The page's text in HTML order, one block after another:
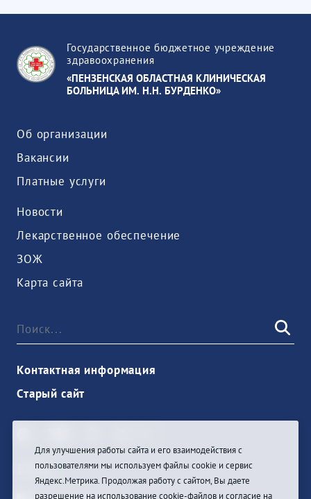
Государственное бюджетное учреждение
здравоохранения
«ПЕНЗЕНСКАЯ ОБЛАСТНАЯ КЛИНИЧЕСКАЯ
БОЛЬНИЦА ИМ. Н.Н. БУРДЕНКО»
Об организации
Вакансии
Платные услуги
Новости
Лекарственное обеспечение
ЗОЖ
Карта сайта
Контактная информация
Старый сайт
Войти
Для улучшения работы сайта и его взаимодействия с
пользователями мы используем файлы cookie и сервис
Яндекс.Метрика. Продолжая работу с сайтом, Вы даете
разрешение на использование cookie-файлов и согласие на